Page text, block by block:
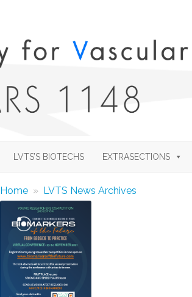
to
LVTS’S BIOTECHS EXTRASECTIONS
Home » LVTS News Archives